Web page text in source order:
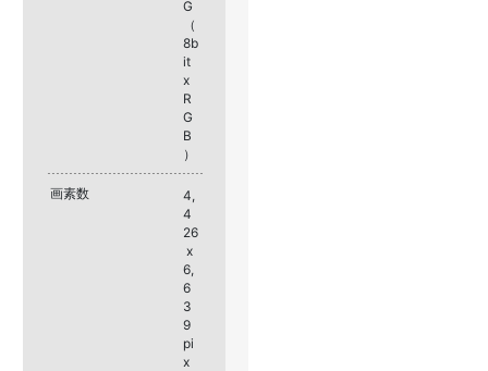
G
（
8b
it
x
R
G
B
）
画素数
4,
4
26
x
6,
6
3
9
pi
x